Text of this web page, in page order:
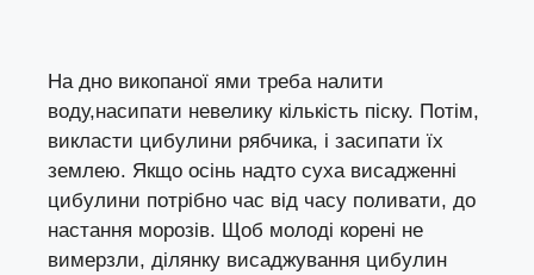
На дно викопаної ями треба налити
воду,насипати невелику кількість піску. Потім,
викласти цибулини рябчика, і засипати їх
землею. Якщо осінь надто суха висадженні
цибулини потрібно час від часу поливати, до
настання морозів. Щоб молоді корені не
вимерзли, ділянку висаджування цибулин